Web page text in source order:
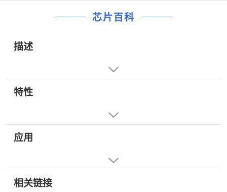
芯片百科
描述
特性
应用
相关链接